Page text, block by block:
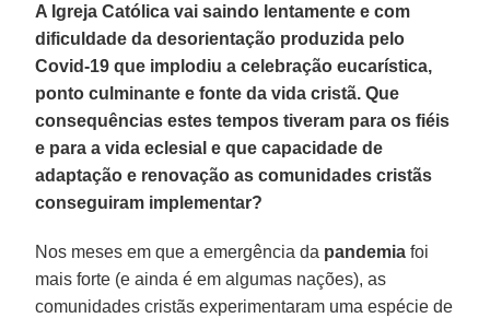
A Igreja Católica vai saindo lentamente e com
dificuldade da desorientação produzida pelo
Covid-19 que implodiu a celebração eucarística,
ponto culminante e fonte da vida cristã. Que
consequências estes tempos tiveram para os fiéis
e para a vida eclesial e que capacidade de
adaptação e renovação as comunidades cristãs
conseguiram implementar?
Nos meses em que a emergência da pandemia foi
mais forte (e ainda é em algumas nações), as
comunidades cristãs experimentaram uma espécie de